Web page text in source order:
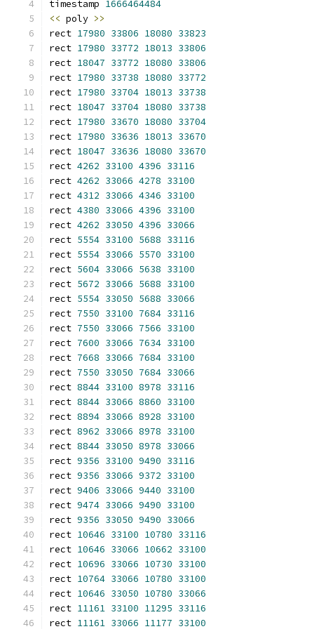
timestamp 1666464484
<< poly >>
rect 17980 33806 18080 33823
rect 17980 33772 18013 33806
rect 18047 33772 18080 33806
rect 17980 33738 18080 33772
rect 17980 33704 18013 33738
rect 18047 33704 18080 33738
rect 17980 33670 18080 33704
rect 17980 33636 18013 33670
rect 18047 33636 18080 33670
rect 4262 33100 4396 33116
rect 4262 33066 4278 33100
rect 4312 33066 4346 33100
rect 4380 33066 4396 33100
rect 4262 33050 4396 33066
rect 5554 33100 5688 33116
rect 5554 33066 5570 33100
rect 5604 33066 5638 33100
rect 5672 33066 5688 33100
rect 5554 33050 5688 33066
rect 7550 33100 7684 33116
rect 7550 33066 7566 33100
rect 7600 33066 7634 33100
rect 7668 33066 7684 33100
rect 7550 33050 7684 33066
rect 8844 33100 8978 33116
rect 8844 33066 8860 33100
rect 8894 33066 8928 33100
rect 8962 33066 8978 33100
rect 8844 33050 8978 33066
rect 9356 33100 9490 33116
rect 9356 33066 9372 33100
rect 9406 33066 9440 33100
rect 9474 33066 9490 33100
rect 9356 33050 9490 33066
rect 10646 33100 10780 33116
rect 10646 33066 10662 33100
rect 10696 33066 10730 33100
rect 10764 33066 10780 33100
rect 10646 33050 10780 33066
rect 11161 33100 11295 33116
rect 11161 33066 11177 33100